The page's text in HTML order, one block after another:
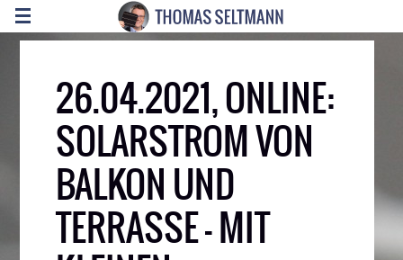
26.04.2021, ONLINE:
SOLARSTROM VON
BALKON UND
TERRASSE – MIT